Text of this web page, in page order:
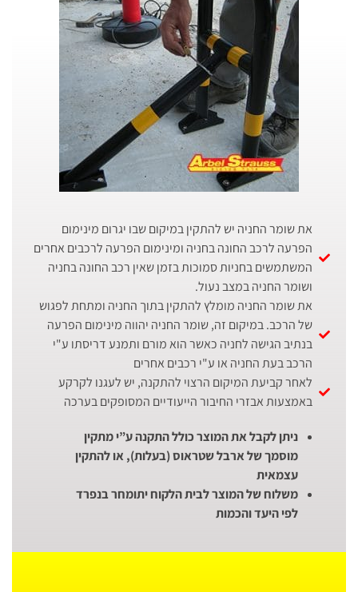
את שומר החניה יש להתקין במיקום שבו יגרום מינימום
הפרעה לרכב החונה בחניה ומינימום הפרעה לרכבים אחרים
המשתמשים בחניות סמוכות בזמן שאין רכב החונה בחניה
ושומר החניה במצב נעול.
את שומר החניה מומלץ להתקין בתוך החניה ומתחת לפגוש
של הרכב. במיקום זה, שומר החניה יהווה מינימום הפרעה
בנתיב הגישה לחניה כאשר הוא מורם ותמנע דריסתו ע"י
הרכב בעת החניה או ע"י רכבים אחרים
לאחר קביעת המיקום הרצוי להתקנה, יש לעגנו לקרקע
באמצעות אבזרי החיבור הייעודיים המסופקים בערכה
ניתן לקבל את המוצר כולל התקנה ע”י מתקין
מוסמך של ארבל שטראוס (בעלות), או להתקין
עצמאית
משלוח של המוצר לבית הלקוח יתומחר בנפרד
לפי היעד והכמות